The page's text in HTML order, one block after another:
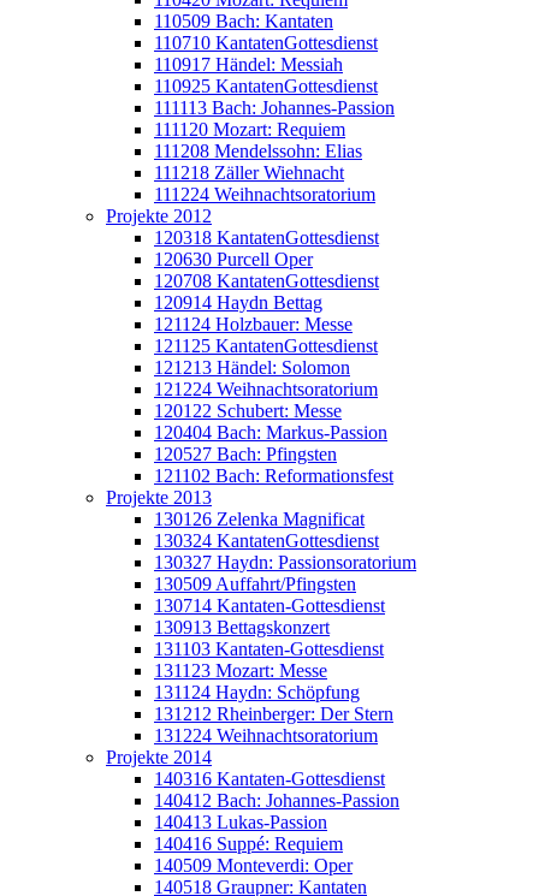
110509 Bach: Kantaten
110710 KantatenGottesdienst
110917 Händel: Messiah
110925 KantatenGottesdienst
111113 Bach: Johannes-Passion
111120 Mozart: Requiem
111208 Mendelssohn: Elias
111218 Zäller Wiehnacht
111224 Weihnachtsoratorium
Projekte 2012
120318 KantatenGottesdienst
120630 Purcell Oper
120708 KantatenGottesdienst
120914 Haydn Bettag
121124 Holzbauer: Messe
121125 KantatenGottesdienst
121213 Händel: Solomon
121224 Weihnachtsoratorium
120122 Schubert: Messe
120404 Bach: Markus-Passion
120527 Bach: Pfingsten
121102 Bach: Reformationsfest
Projekte 2013
130126 Zelenka Magnificat
130324 KantatenGottesdienst
130327 Haydn: Passionsoratorium
130509 Auffahrt/Pfingsten
130714 Kantaten-Gottesdienst
130913 Bettagskonzert
131103 Kantaten-Gottesdienst
131123 Mozart: Messe
131124 Haydn: Schöpfung
131212 Rheinberger: Der Stern
131224 Weihnachtsoratorium
Projekte 2014
140316 Kantaten-Gottesdienst
140412 Bach: Johannes-Passion
140413 Lukas-Passion
140416 Suppé: Requiem
140509 Monteverdi: Oper
140518 Graupner: Kantaten